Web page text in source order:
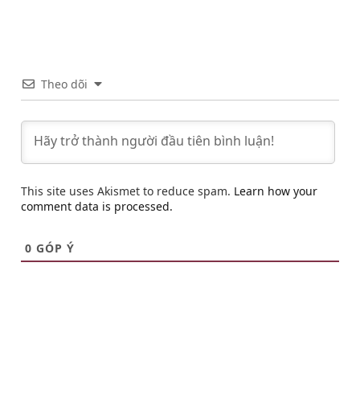
Theo dõi
This site uses Akismet to reduce spam. Learn how your
comment data is processed.
0 GÓP Ý